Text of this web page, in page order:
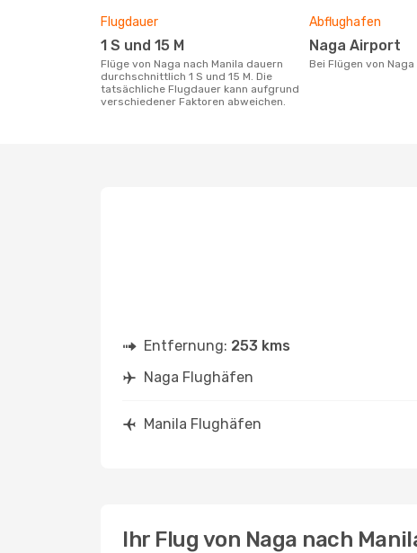
Flugdauer
1 S und 15 M
Flüge von Naga nach Manila dauern
durchschnittlich 1 S und 15 M. Die
tatsächliche Flugdauer kann aufgrund
verschiedener Faktoren abweichen.
Abflughafen
Naga Airport
Bei Flügen von
Entfernung: 253 kms
Naga Flughäfen
Manila Flughäfen
Ihr Flug von Naga nach